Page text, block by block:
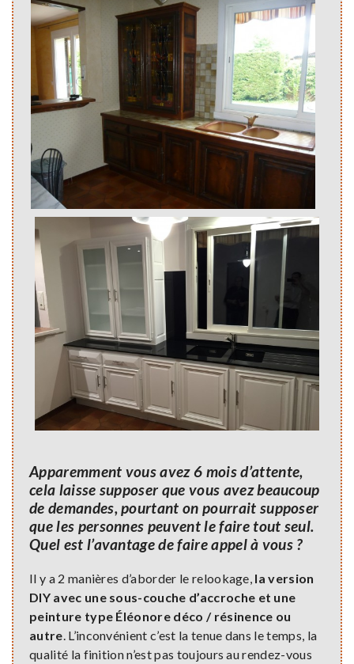
Apparemment vous avez 6 mois d’attente,
cela laisse supposer que vous avez beaucoup
de demandes, pourtant on pourrait supposer
que les personnes peuvent le faire tout seul.
Quel est l’avantage de faire appel à vous ?
Il y a 2 manières d’aborder le relookage, la version
DIY avec une sous-couche d’accroche et une
peinture type Éléonore déco / résinence ou
autre . L’inconvénient c’est la tenue dans le temps, la
qualité la finition n’est pas toujours au rendez-vous